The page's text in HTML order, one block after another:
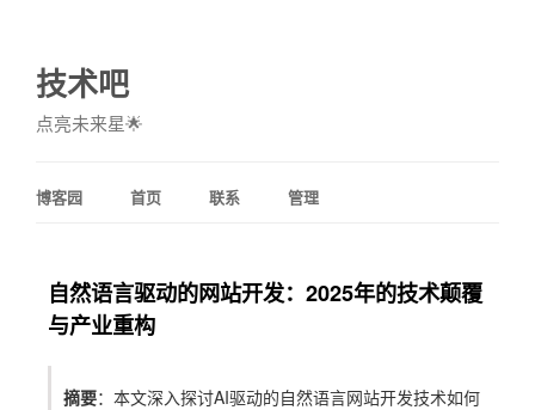
技术吧
点亮未来星🌟
博客园 首页 联系 管理
自然语言驱动的网站开发：2025年的技术颠覆
与产业重构
摘要：本文深入探讨AI驱动的自然语言网站开发技术如何